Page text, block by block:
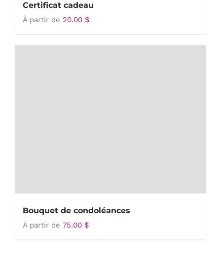
Certificat cadeau
À partir de 20.00 $
Bouquet de condoléances
À partir de 75.00 $